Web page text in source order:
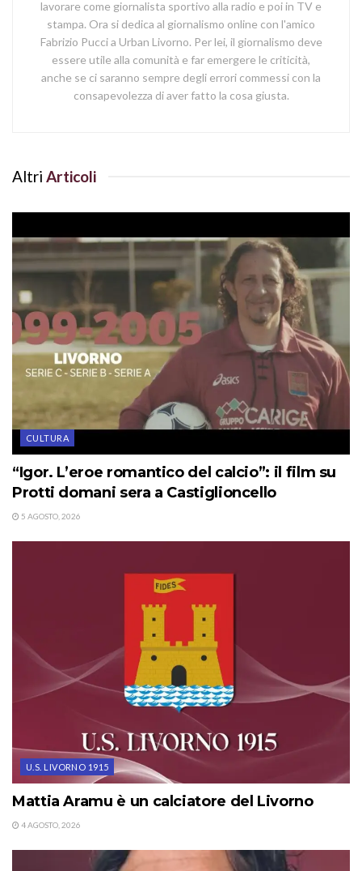
lavorare come giornalista sportivo alla radio e poi in TV e
stampa. Ora si dedica al giornalismo online con l'amico
Fabrizio Pucci a Urban Livorno. Per lei, il giornalismo deve
essere utile alla comunità e far emergere le criticità,
anche se ci saranno sempre degli errori commessi con la
consapevolezza di aver fatto la cosa giusta.
Altri Articoli
CULTURA
“Igor. L’eroe romantico del calcio”: il film su
Protti domani sera a Castiglioncello
5 AGOSTO, 2026
U.S. LIVORNO 1915
Mattia Aramu è un calciatore del Livorno
4 AGOSTO, 2026